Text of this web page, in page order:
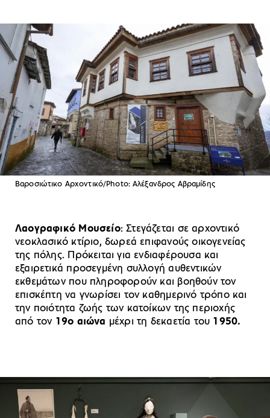
Βαροσιώτικο Αρχοντικό/Photo: Αλέξανδρος Αβραμίδης
Λαογραφικό Μουσείο: Στεγάζεται σε αρχοντικό
νεοκλασικό κτίριο, δωρεά επιφανούς οικογενείας
της πόλης. Πρόκειται για ενδιαφέρουσα και
εξαιρετικά προσεγμένη συλλογή αυθεντικών
εκθεμάτων που πληροφορούν και βοηθούν τον
επισκέπτη να γνωρίσει τον καθημερινό τρόπο και
την ποιότητα ζωής των κατοίκων της περιοχής
από τον 19ο αιώνα μέχρι τη δεκαετία του 1950.